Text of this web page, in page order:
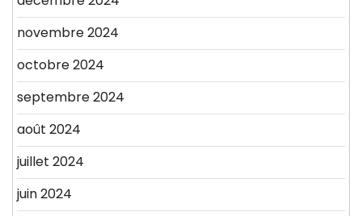
novembre 2024
octobre 2024
septembre 2024
août 2024
juillet 2024
juin 2024